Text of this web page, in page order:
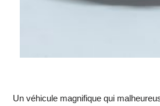
Un véhicule magnifique qui